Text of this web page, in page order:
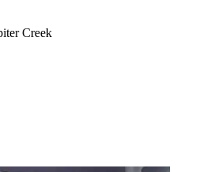
Creek